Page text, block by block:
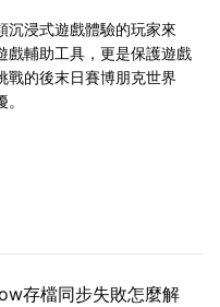
浸式遊戲體驗的玩家來
戲輔助工具，更是保護遊戲
戰的後末日賽博朋克世界
存檔同步失敗怎麼解